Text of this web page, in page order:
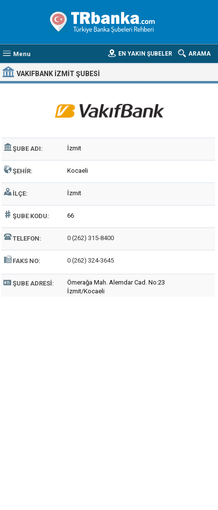
Menu ARAMA
EN YAKIN ŞUBELER
VAKIFBANK İZMIT ŞUBESI
ŞUBE ADI: İzmit
ŞEHIR: Kocaeli
İLÇE: İzmit
ŞUBE KODU: 66
TELEFON: 0 (262) 315-8400
FAKS NO: 0 (262) 324-3645
ŞUBE ADRESI:
Ömerağa Mah. Alemdar Cad. No:23
İzmit/Kocaeli